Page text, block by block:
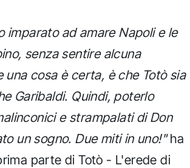
imparato ad amare Napoli e le
senza sentire alcuna
cosa è certa, è che Totò sia
Garibaldi. Quindi, poterlo
e strampalati di Don
un sogno. Due miti in uno!"ha
parte di Totò - L'erede di